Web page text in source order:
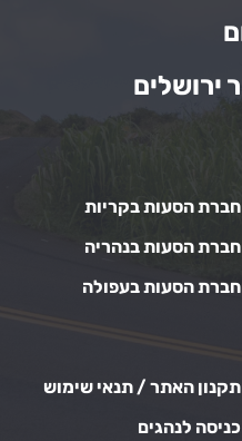
ירושלים
חברת הסעות בקריות
חברת הסעות בנהריה
חברת הסעות בעפולה
תקנון האתר / תנאי שימוש
כניסה לנהגים